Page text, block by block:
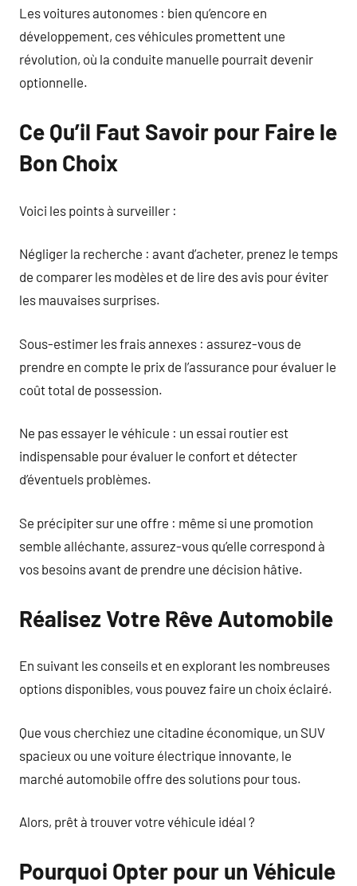
Les voitures autonomes : bien qu’encore en
développement, ces véhicules promettent une
révolution, où la conduite manuelle pourrait devenir
optionnelle.
Ce Qu’il Faut Savoir pour Faire le
Bon Choix
Voici les points à surveiller :
Négliger la recherche : avant d’acheter, prenez le temps
de comparer les modèles et de lire des avis pour éviter
les mauvaises surprises.
Sous-estimer les frais annexes : assurez-vous de
prendre en compte le prix de l’assurance pour évaluer le
coût total de possession.
Ne pas essayer le véhicule : un essai routier est
indispensable pour évaluer le confort et détecter
d’éventuels problèmes.
Se précipiter sur une offre : même si une promotion
semble alléchante, assurez-vous qu’elle correspond à
vos besoins avant de prendre une décision hâtive.
Réalisez Votre Rêve Automobile
En suivant les conseils et en explorant les nombreuses
options disponibles, vous pouvez faire un choix éclairé.
Que vous cherchiez une citadine économique, un SUV
spacieux ou une voiture électrique innovante, le
marché automobile offre des solutions pour tous.
Alors, prêt à trouver votre véhicule idéal ?
Pourquoi Opter pour un Véhicule